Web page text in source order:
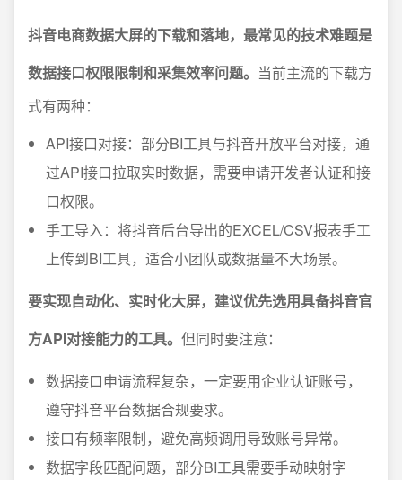
抖音电商数据大屏的下载和落地，最常见的技术难题是
数据接口权限限制和采集效率问题。 当前主流的下载方
式有两种：
API接口对接：部分BI工具与抖音开放平台对接，通
过API接口拉取实时数据，需要申请开发者认证和接
口权限。
手工导入：将抖音后台导出的EXCEL/CSV报表手工
上传到BI工具，适合小团队或数据量不大场景。
要实现自动化、实时化大屏，建议优先选用具备抖音官
方API对接能力的工具。 但同时要注意：
数据接口申请流程复杂，一定要用企业认证账号，
遵守抖音平台数据合规要求。
接口有频率限制，避免高频调用导致账号异常。
数据字段匹配问题，部分BI工具需要手动映射字